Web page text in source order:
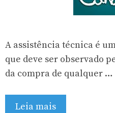
A assistência técnica é
que deve ser observado
da compra de qualquer …
Leia mais